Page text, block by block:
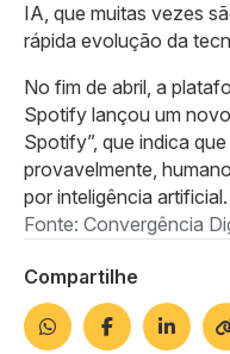
IA, que muitas vezes
rápida evolução da
No fim de abril, a
Spotify lançou um
Spotify”, que indica
provavelmente,
por inteligência artificial.
Fonte: Convergência
Compartilhe